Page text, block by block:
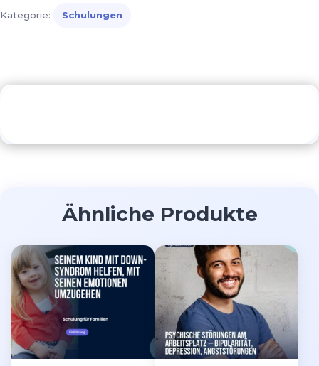
Menge
Kategorie: Schulungen
Ähnliche Produkte